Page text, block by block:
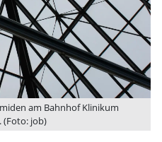
am Bahnhof Klinikum
(Foto: job)